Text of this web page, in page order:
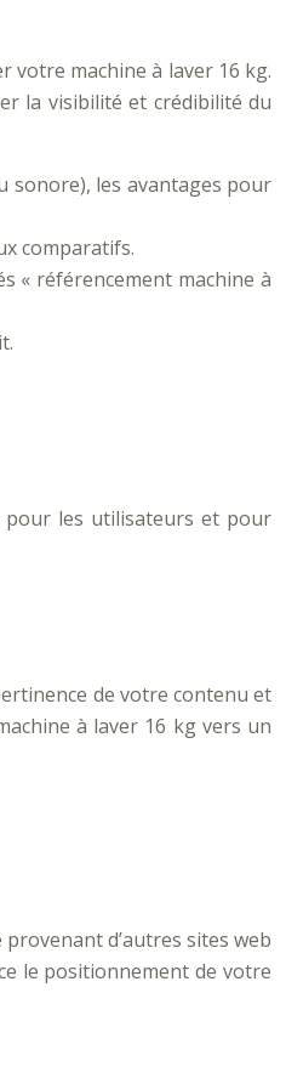
votre machine à laver 16 kg.
la visibilité et crédibilité du
sonore), les avantages pour
comparatifs.
« référencement machine à
pour les utilisateurs et pour
de votre contenu et
à laver 16 kg vers un
d’autres sites web
le positionnement de votre